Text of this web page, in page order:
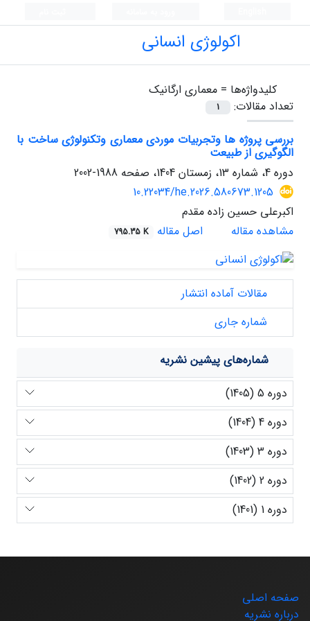
اکولوژی انسانی
کلیدواژه‌ها = معماری ارگانیک
تعداد مقالات:
1
بررسی پروژه ها وتجربیات موردی معماری وتکنولوژی ساخت با
الگوگیری از طبیعت
دوره 4، شماره 13، زمستان 1404، صفحه
1988-2002
10.22034/he.2026.580673.1205
اکبرعلی حسین زاده مقدم
مشاهده مقاله
اصل مقاله 795.35 K
مقالات آماده انتشار
شماره جاری
شماره‌های پیشین نشریه
دوره 5 (1405)
دوره 4 (1404)
دوره 3 (1403)
دوره 2 (1402)
دوره 1 (1401)
صفحه اصلی
درباره نشریه